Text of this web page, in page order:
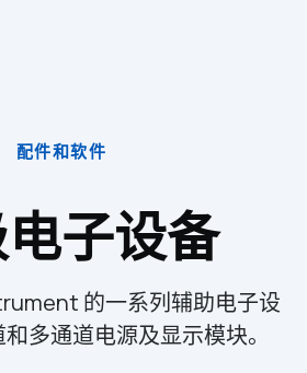
配件和软件
子设备
的一系列辅助电子设
多通道电源及显示模块。